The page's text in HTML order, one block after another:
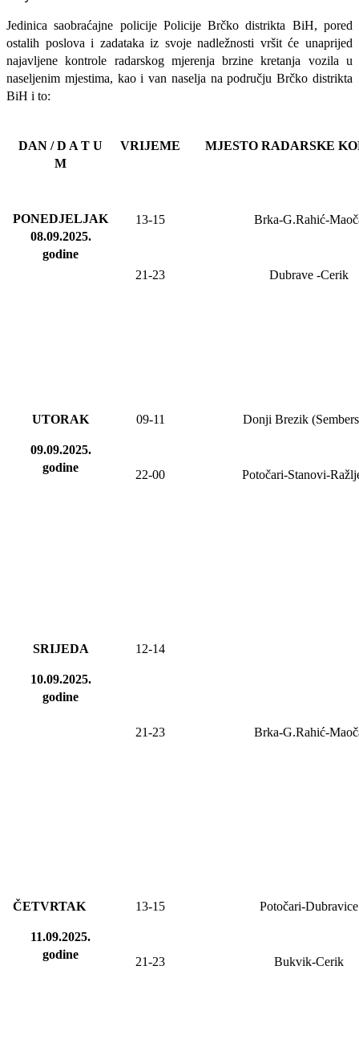
Jedinica saobraćajne policije Policije Brčko distrikta BiH, pored
ostalih poslova i zadataka iz svoje nadležnosti vršit će unaprijed
najavljene kontrole radarskog mjerenja brzine kretanja vozila u
naseljenim mjestima, kao i van naselja na području Brčko distrikta
BiH i to:
DAN / D A T U
M
VRIJEME MJESTO RADARSKE
PONEDJELJAK
08.09.2025.
godine
13-15 Brka-G.Rahić-
21-23 Dubrave-Cerik
UTORAK
09.09.2025.
godine
09-11 Donji Brezik
22-00 Potočari-Stanovi-
SRIJEDA
10.09.2025.
godine
12-14
21-23 Brka-G.Rahić-
ČETVRTAK
11.09.2025.
godine
13-15 Potočari-Dubravice
21-23 Bukvik-Cerik